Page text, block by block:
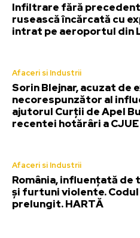
Infiltrare fără precedent
rusească încărcată cu
intrat pe aeroportul din
Afaceri si Industrii
Sorin Blejnar, acuzat de
necorespunzător al
ajutorul Curții de Apel
recentei hotărâri a CJUE
Afaceri si Industrii
România, influențată
și furtuni violente.
prelungit. HARTĂ